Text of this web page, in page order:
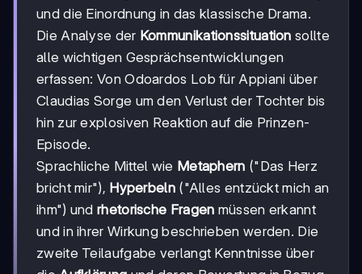
und die Einordnung in das klassische Drama.
Die Analyse der Kommunikationssituation sollte
alle wichtigen Gesprächsentwicklungen
erfassen: Von Odoardos Lob für Appiani über
Claudias Sorge um den Verlust der Tochter bis
hin zur explosiven Reaktion auf die Prinzen-
Episode.
Sprachliche Mittel wie Metaphern ("Das Herz
bricht mir"), Hyperbeln("Alles entzückt mich an
ihm") und rhetorische Fragen müssen erkannt
und in ihrer Wirkung beschrieben werden. Die
zweite Teilaufgabe verlangt Kenntnisse über